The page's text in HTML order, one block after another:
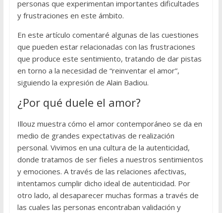
personas que experimentan importantes dificultades
y frustraciones en este ámbito.
En este artículo comentaré algunas de las cuestiones
que pueden estar relacionadas con las frustraciones
que produce este sentimiento, tratando de dar pistas
en torno a la necesidad de “reinventar el amor”,
siguiendo la expresión de Alain Badiou.
¿Por qué duele el amor?
Illouz muestra cómo el amor contemporáneo se da en
medio de grandes expectativas de realización
personal. Vivimos en una cultura de la autenticidad,
donde tratamos de ser fieles a nuestros sentimientos
y emociones. A través de las relaciones afectivas,
intentamos cumplir dicho ideal de autenticidad. Por
otro lado, al desaparecer muchas formas a través de
las cuales las personas encontraban validación y